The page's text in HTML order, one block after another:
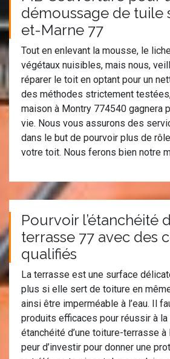
démoussage de tuile
et-Marne 77
Tout en enlevant la mousse, le
végétaux nuisibles, mais nous,
réparer le toit en optant pour un
des méthodes strictement
maison à Montry 774540 gagnera
vie. Nous vous assurons des
dans le but de pourvoir plus de
votre toit. Nous ferons bien notre
Pourvoir l’étanchéité
terrasse 77 avec des
qualifiés
La terrasse est une surface
plus si elle sert de toiture en
ainsi être imperméable à l’eau. Il
produits efficaces pour réussir à
étanchéité d’une toiture-terrasse à
peur d’investir pour donner une